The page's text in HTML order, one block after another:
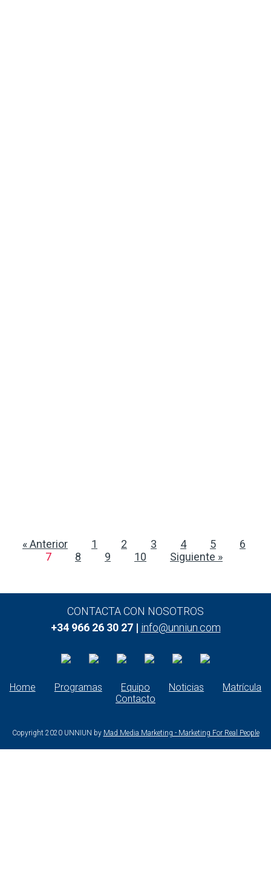
« Anterior 1 2 3 4 5
6
7
8 9 10 Siguiente »
CONTACTA CON NOSOTROS
+34 966 26 30 27 | info@unniun.com
Home Programas Equipo Noticias
Matrícula
Contacto
Copyright 2020 UNNIUN by Mad Media Marketing - Marketing For Real People